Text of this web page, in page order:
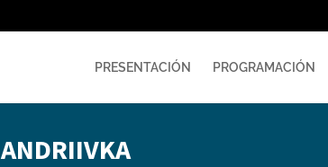
PRESENTACIÓN PROGRAMACIÓN